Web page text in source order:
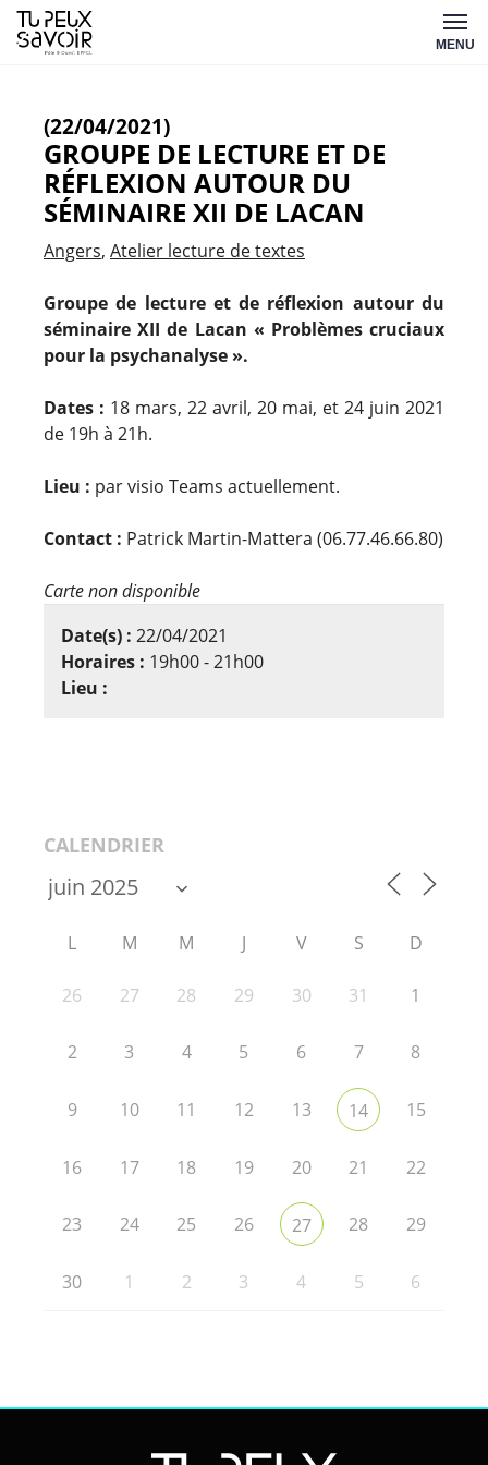
Aller
au
MENU
(22/04/2021)
GROUPE DE LECTURE ET DE
RÉFLEXION AUTOUR DU
SÉMINAIRE XII DE LACAN
Angers Atelier lecture de textes
Groupe de lecture et de réflexion autour du
séminaire XII de Lacan « Problèmes cruciaux
pour la psychanalyse ».
Dates : 18 mars, 22 avril, 20 mai, et 24 juin 2021
de 19h à 21h.
Lieu : par visio Teams actuellement.
Contact : Patrick Martin-Mattera (06.77.46.66.80)
Carte non disponible
Date(s) : 22/04/2021
Horaires : 19h00 - 21h00
Lieu :
CALENDRIER
L M M J V S D
26 27 28 29 30 31 1
2 3 4 5 6 7 8
9 10 11 12 13 14 15
16 17 18 19 20 21 22
23 24 25 26 27 28 29
30 1 2 3 4 5 6